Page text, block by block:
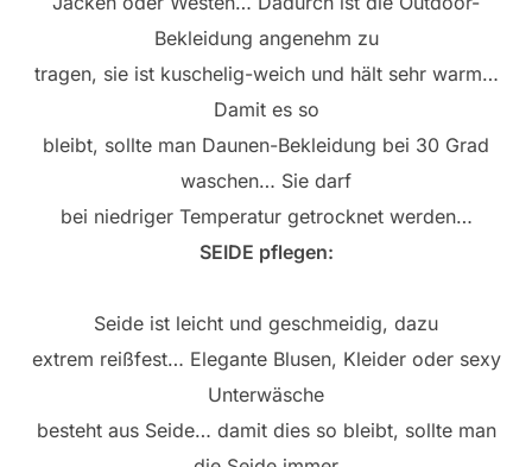
Bekleidung angenehm zu
tragen, sie ist kuschelig-weich und hält sehr warm…
Damit es so
bleibt, sollte man Daunen-Bekleidung bei 30 Grad
waschen… Sie darf
bei niedriger Temperatur getrocknet werden…
SEIDE pflegen:
Seide ist leicht und geschmeidig, dazu
extrem reißfest… Elegante Blusen, Kleider oder sexy
Unterwäsche
besteht aus Seide… damit dies so bleibt, sollte man